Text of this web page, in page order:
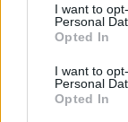
I want to
Personal
Opted In
I want to
Personal
Opted In
Entretien